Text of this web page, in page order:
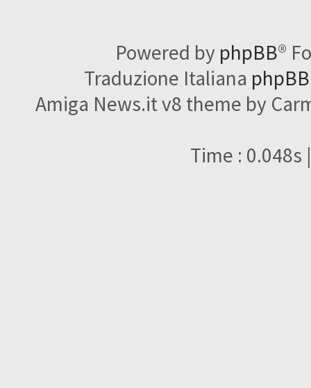
Powered by phpBB®
Traduzione Italiana
Amiga News.it v8 theme by
Time : 0.048s